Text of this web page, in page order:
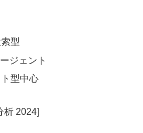
型
ジェント
型中心
析 2024]